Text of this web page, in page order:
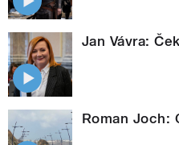
Jan Vávra:
Roman Joch: